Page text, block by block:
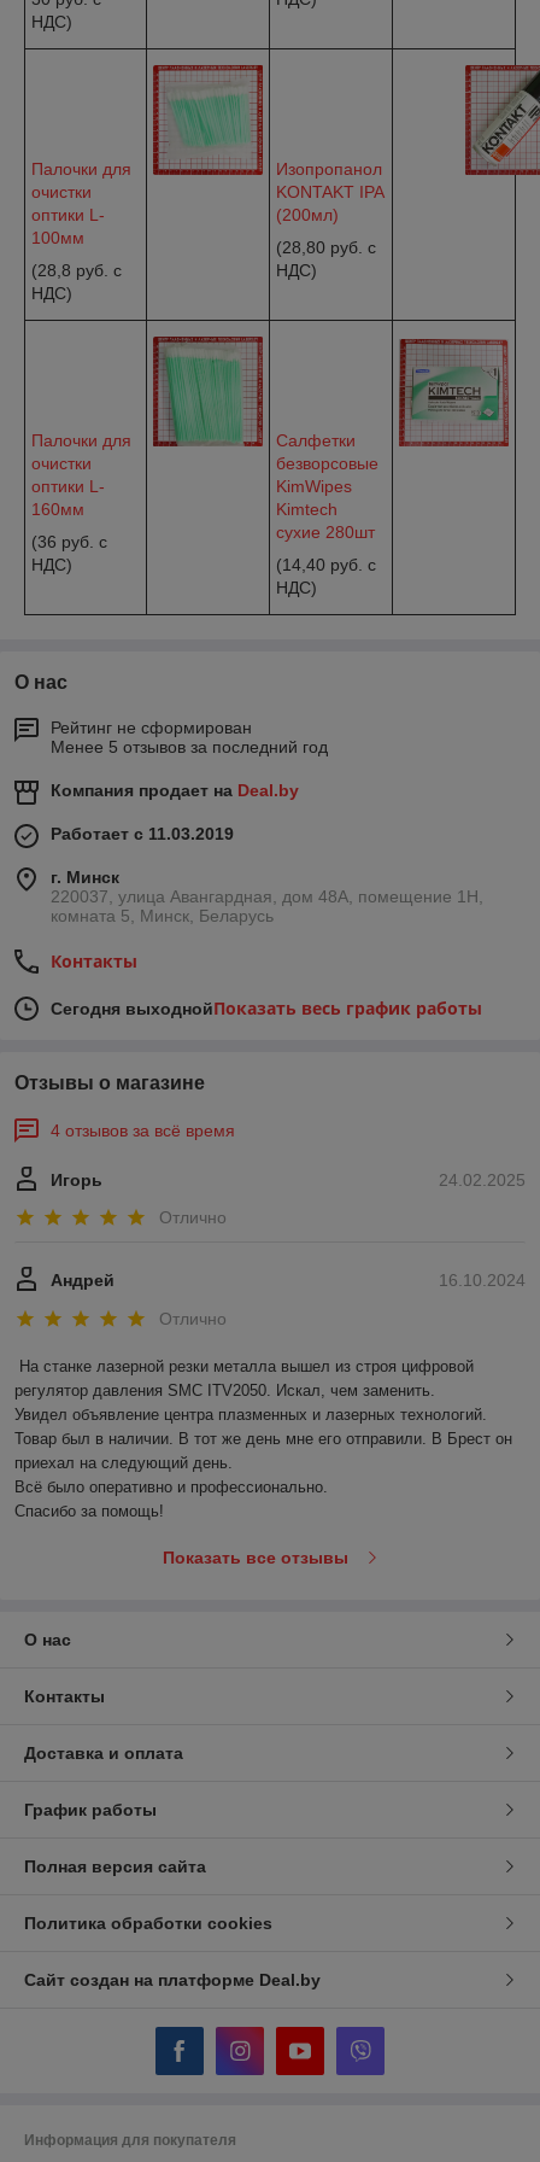
НДС)
Палочки для
очистки
оптики L-
100мм
(28,8 руб. с
НДС)
Изопропанол
KONTAKT IPA
(200мл)
(28,80 руб. с
НДС)
Палочки для
очистки
оптики L-
160мм
(36 руб. с
НДС)
Салфетки
безворсовые
KimWipes
Kimtech
сухие 280шт
(14,40 руб. с
НДС)
О нас
Рейтинг не сформирован
Менее 5 отзывов за последний год
Компания продает на Deal.by
Работает с 11.03.2019
г. Минск
220037, улица Авангардная, дом 48А, помещение 1Н,
комната 5, Минск, Беларусь
Контакты
Сегодня выходнойПоказать весь график работы
Отзывы о магазине
4 отзывов за всё время
24.02.2025
Игорь
Отлично
16.10.2024
Андрей
Отлично
На станке лазерной резки металла вышел из строя цифровой
регулятор давления SMC ITV2050. Искал, чем заменить.
Увидел объявление центра плазменных и лазерных технологий.
Товар был в наличии. В тот же день мне его отправили. В Брест он
приехал на следующий день.
Всё было оперативно и профессионально.
Спасибо за помощь!
Показать все отзывы
О нас
Контакты
Доставка и оплата
График работы
Полная версия сайта
Политика обработки cookies
Сайт создан на платформе Deal.by
Информация для покупателя